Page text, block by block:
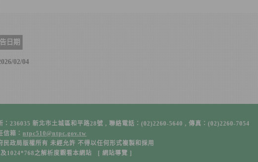
日期
02/04
：236035 新北市土城區和平路28號 , 聯絡電話：(02)2260-5640 , 傳真：(02)2260-7054
箱： ntpc510@ntpc.gov.tw
民政局版權所有 未經允許 不得以任何形式複製和採用
1024*768之解析度觀看本網站 [ 網站導覽 ]